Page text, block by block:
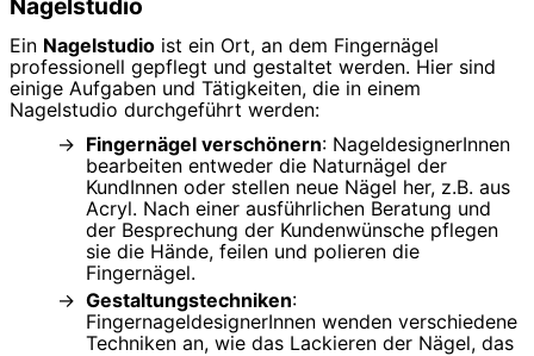
Nagelstudio
Ein Nagelstudio ist ein Ort, an dem Fingernägel
professionell gepflegt und gestaltet werden. Hier sind
einige Aufgaben und Tätigkeiten, die in einem
Nagelstudio durchgeführt werden:
Fingernägel verschönern: NageldesignerInnen
bearbeiten entweder die Naturnägel der
KundInnen oder stellen neue Nägel her, z.B. aus
Acryl. Nach einer ausführlichen Beratung und
der Besprechung der Kundenwünsche pflegen
sie die Hände, feilen und polieren die
Fingernägel.
Gestaltungstechniken:
FingernageldesignerInnen wenden verschiedene
Techniken an, wie das Lackieren der Nägel, das